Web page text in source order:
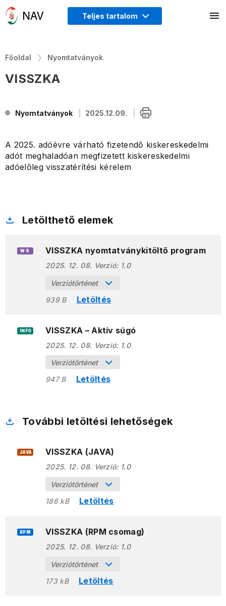
Teljes tartalom
Főoldal Nyomtatványok
VISSZKA
Nyomtatványok 2025.12.09.
A 2025. adóévre várható fizetendő kiskereskedelmi
adót meghaladóan megfizetett kiskereskedelmi
adóelőleg visszatérítési kérelem
Letölthető elemek
WS VISSZKA nyomtatványkitöltő program
2025. 12. 08. Verzió: 1.0
Verziótörténet
939 B
Letöltés
INFO VISSZKA – Aktív súgó
2025. 12. 08. Verzió: 1.0
Verziótörténet
947 B
Letöltés
További letöltési lehetőségek
JAVA VISSZKA (JAVA)
2025. 12. 08. Verzió: 1.0
Verziótörténet
186 kB
Letöltés
RPM VISSZKA (RPM csomag)
2025. 12. 08. Verzió: 1.0
Verziótörténet
173 kB
Letöltés